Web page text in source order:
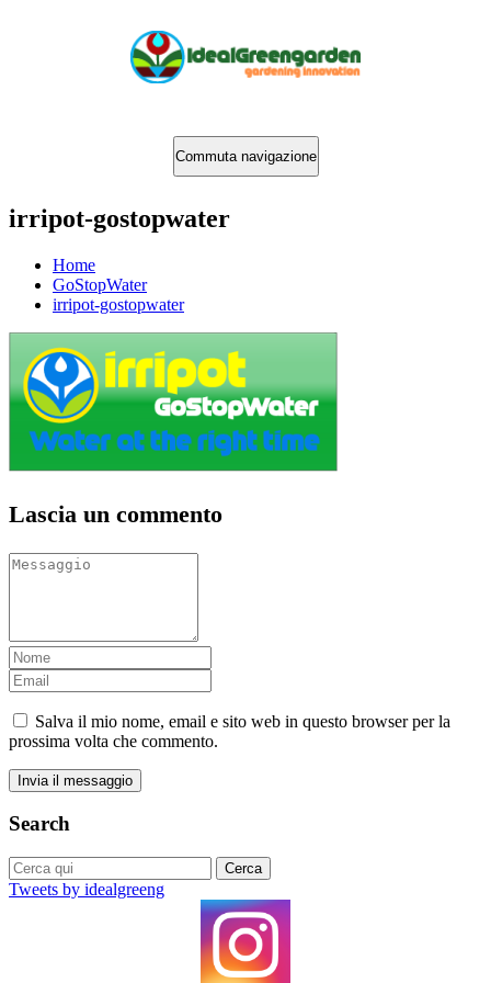
Commuta navigazione
irripot-gostopwater
Home
GoStopWater
irripot-gostopwater
Lascia un commento
Salva il mio nome, email e sito web in questo browser per la
prossima volta che commento.
Search
Tweets by idealgreeng